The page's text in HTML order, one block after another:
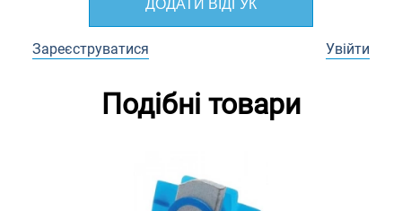
ДОДАТИ ВІДГУК
Зареєструватися Увійти
Подібні товари